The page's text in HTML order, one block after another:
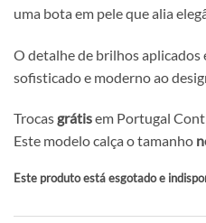
uma bota em pele que alia
O detalhe de brilhos
sofisticado e moderno ao
Trocas grátisem Portugal
Este modelo calça o tamanho
Este produto está esgotado e
Alternative: